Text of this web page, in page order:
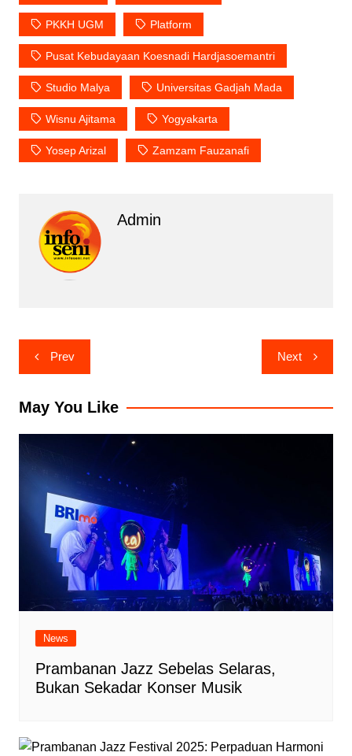
PKKH UGM Platform
Pusat Kebudayaan Koesnadi Hardjasoemantri
Studio Malya Universitas Gadjah Mada
Wisnu Ajitama Yogyakarta
Yosep Arizal Zamzam Fauzanafi
Admin
Post
navigation
Prev Next
May You Like
News
Prambanan Jazz Sebelas Selaras,
Bukan Sekadar Konser Musik